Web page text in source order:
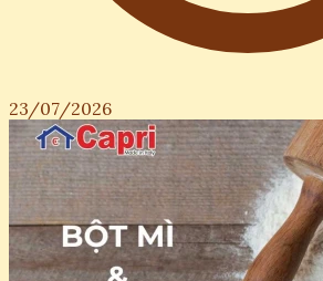
23/07/2026